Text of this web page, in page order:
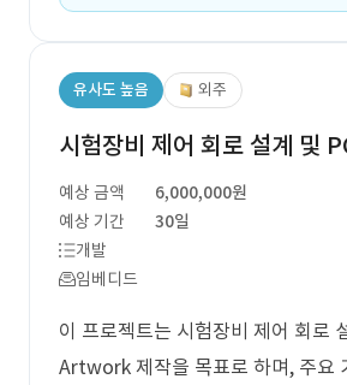
유사도 높음 외주
시험장비 제어 회로 설계 및
예상 금액
6,000,000원
예상 기간
30일
개발
임베디드
이 프로젝트는 시험장비 제어 회로
Artwork 제작을 목표로 하며, 주요